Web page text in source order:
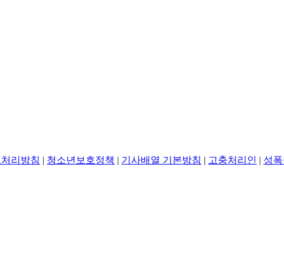
리방침 | 청소년보호정책 | 기사배열 기본방침 | 고충처리인 | 성